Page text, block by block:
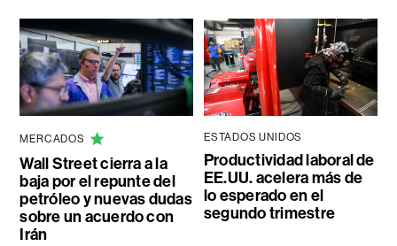
MERCADOS
Wall Street cierra a la
baja por el repunte del
petróleo y nuevas dudas
sobre un acuerdo con
Irán
ESTADOS UNIDOS
Productividad laboral de
EE.UU. acelera más de
lo esperado en el
segundo trimestre